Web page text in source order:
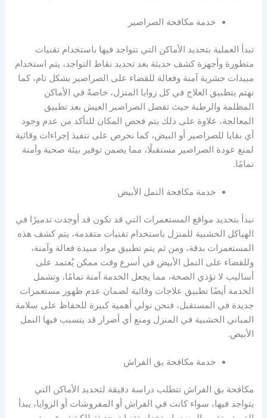
خدمة مكافحة الصراصير
تبدأ العملية بتحديد الأماكن التي تتواجد فيها باستخدام تقنيات
متطورة وأجهزة كشف حديثة بعد تحديد نقاط التواجد، يتم استخدام
مبيدات حشرية آمنة وفعالة للقضاء على الصراصير بشكل تام، كما
نهتم بتطبيق العلاج في كل زوايا المنزل، خاصةً في الأماكن
المظلمة والرطبة حيث تفضل الصراصير العيش بعد تطبيق
المعالجة، علاوة على ذلك يتم فحص المكان للتأكد من عدم وجود
أي بقايا للصراصير أو البيض، كما نحرص على تنفيذ إجراءات وقائية
لمنع عودة الصراصير مستقبلًا، مما يضمن توفير بيئة صحية وآمنة
تمامًا.
خدمة مكافحة النمل الأبيض
نبدأ بتحديد مواقع المستعمرات التي قد تكون قد أوجدت تدميرًا في
الهياكل الخشبية للمنزل باستخدام تقنيات متقدمة، يتم كشف هذه
المستعمرات بدقة، ومن ثم يتم تطبيق مواد مبيدة فعالة وآمنة،
وللقضاء على النمل الأبيض في أسرع وقت ممكن يُعتمد على
أساليب لا تؤذي الصحة، مما يجعل الخدمة آمنة تمامًا، وتشمل
الخدمة أيضًا تطبيق علاجات وقائية لضمان عدم ظهور مستعمرات
جديدة في المستقبل، فنحن نولي أهمية كبيرة للحفاظ على سلامة
المباني الخشبية في المنزل ومنع أي أضرار قد يتسبب فيها النمل
الأبيض.
خدمة مكافحة بق الفراش
مكافحة بق الفراش تتطلب دراسة دقيقة لتحديد الأماكن التي
يتواجد فيها، سواء كانت في الفراش أو المفروشات أو الزوايا، يبدأ